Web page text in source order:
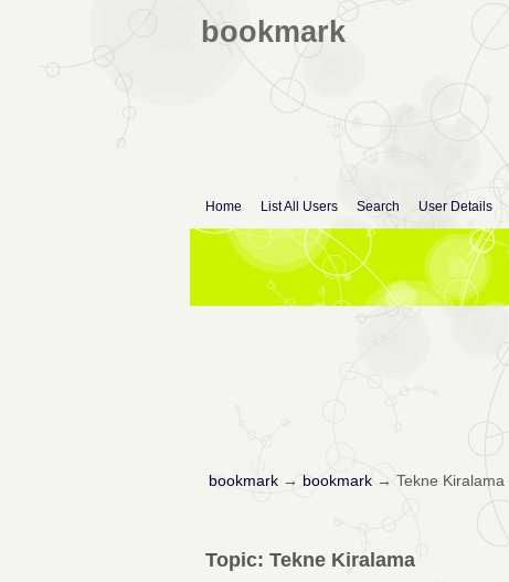
bookmark
Home List All Users Search User Details
bookmark→ bookmark→ Tekne Kiralama
Topic: Tekne Kiralama